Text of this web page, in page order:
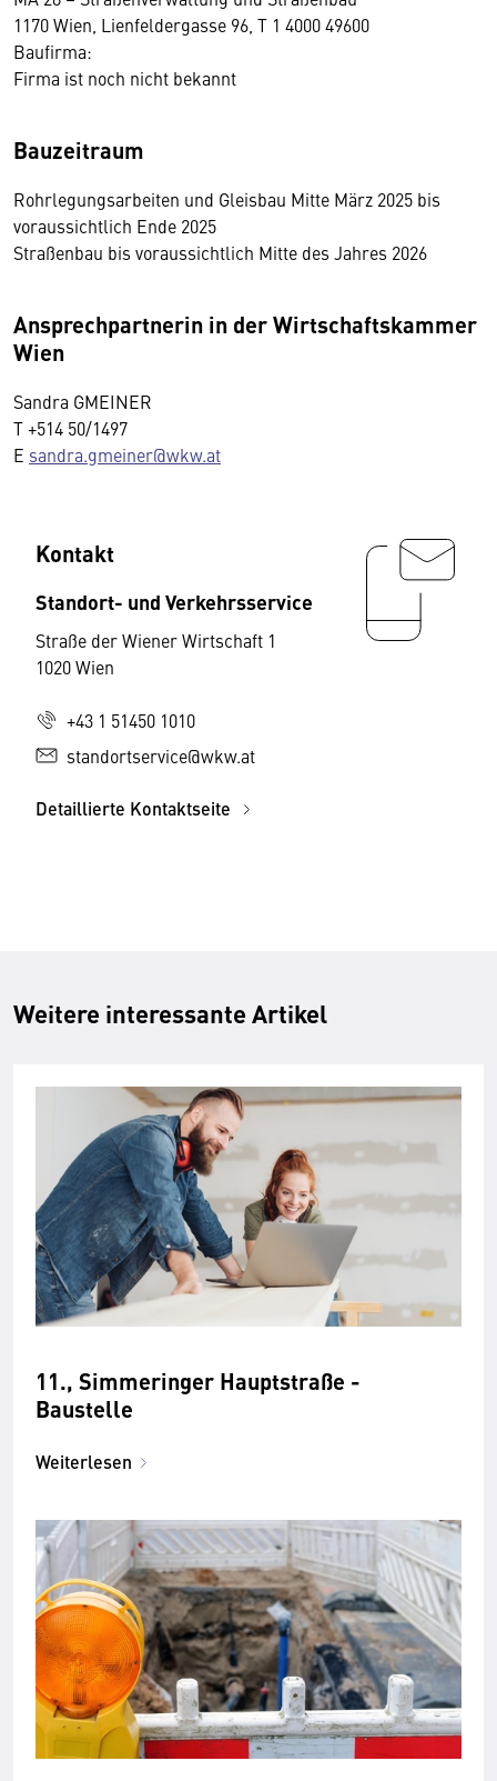
1170 Wien, Lienfeldergasse 96, T 1 4000 49600
Baufirma:
Firma ist noch nicht bekannt
Bauzeitraum
Rohrlegungsarbeiten und Gleisbau Mitte März 2025 bis
voraussichtlich Ende 2025
Straßenbau bis voraussichtlich Mitte des Jahres 2026
Ansprechpartnerin in der Wirtschaftskammer
Wien
Sandra GMEINER
T +514 50/1497
E sandra.gmeiner@wkw.at
Kontakt
Standort- und Verkehrsservice
Straße der Wiener Wirtschaft 1
1020 Wien
+43 1 51450 1010
standortservice@wkw.at
Detaillierte Kontaktseite
Weitere interessante Artikel
11., Simmeringer Hauptstraße -
Baustelle
Weiterlesen